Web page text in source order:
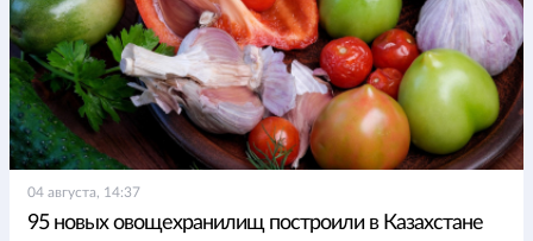
04 августа, 14:37
95 новых овощехранилищ построили в Казахстане